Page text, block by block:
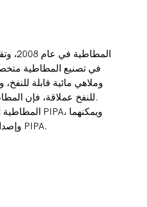
في تصنيع المطاطية
للنفخ عملاقة، فإن المطاطية الآس لديها المزيد والمزيد من الأعمال على المطاطية العملاقة.
اختبار كل ألعاب قابلة للنفخ وفقًا لمعيار EN-14960 وإصدار تقرير فحص PIPA.